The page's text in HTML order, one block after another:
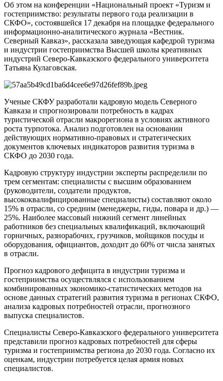
Об этом на конференции «Национальный проект «Туризм и
гостеприимство: результаты первого года реализации в
СКФО», состоявшейся 17 декабря на площадке федерального
информационно-аналитического журнала «Вестник.
Северный Кавказ», рассказала заведующая кафедрой туризма
и индустрии гостеприимства Высшей школы креативных
индустрий Северо-Кавказского федерального университета
Татьяна Кулаговская.
Ученые СКФУ разработали кадровую модель Северного
Кавказа и спрогнозировали потребность в кадрах
туристической отрасли макрорегиона в условиях активного
роста турпотока. Анализ подготовлен на основании
действующих нормативно-правовых и стратегических
документов ключевых индикаторов развития туризма в
СКФО до 2030 года.
Кадровую структуру индустрии эксперты распределили по
трем сегментам: специалисты с высшим образованием
(руководители, создатели продуктов,
высококвалифицированные специалисты) составляют около
15% в отрасли, со средним (менеджеры, гиды, повара и др.) —
25%. Наиболее массовый нижний сегмент линейных
работников без специальных квалификаций, включающий
горничных, разнорабочих, грузчиков, мойщиков посуды и
оборудования, официантов, доходит до 60% от числа занятых
в отрасли.
Прогноз кадрового дефицита в индустрии туризма и
гостеприимства осуществлялся с использованием
комбинированных экономико-статистических методов на
основе данных стратегий развития туризма в регионах СКФО,
анализа кадровых потребностей отрасли, прогнозного
выпуска специалистов.
Специалисты Северо-Кавказского федерального университета
представили прогноз кадровых потребностей для сферы
туризма и гостеприимства региона до 2030 года. Согласно их
оценкам, индустрии потребуется целая армия новых
специалистов.